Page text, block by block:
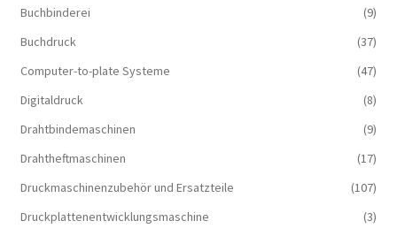
Buchbinderei
(9)
Buchdruck
(37)
Computer-to-plate Systeme
(47)
Digitaldruck
(8)
Drahtbindemaschinen
(9)
Drahtheftmaschinen
(17)
Druckmaschinenzubehör und Ersatzteile
(107)
Druckplattenentwicklungsmaschine
(3)